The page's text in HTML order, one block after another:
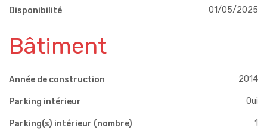
Disponibilité 01/05/2025
Bâtiment
Année de construction 2014
Parking intérieur Oui
Parking(s) intérieur (nombre) 1